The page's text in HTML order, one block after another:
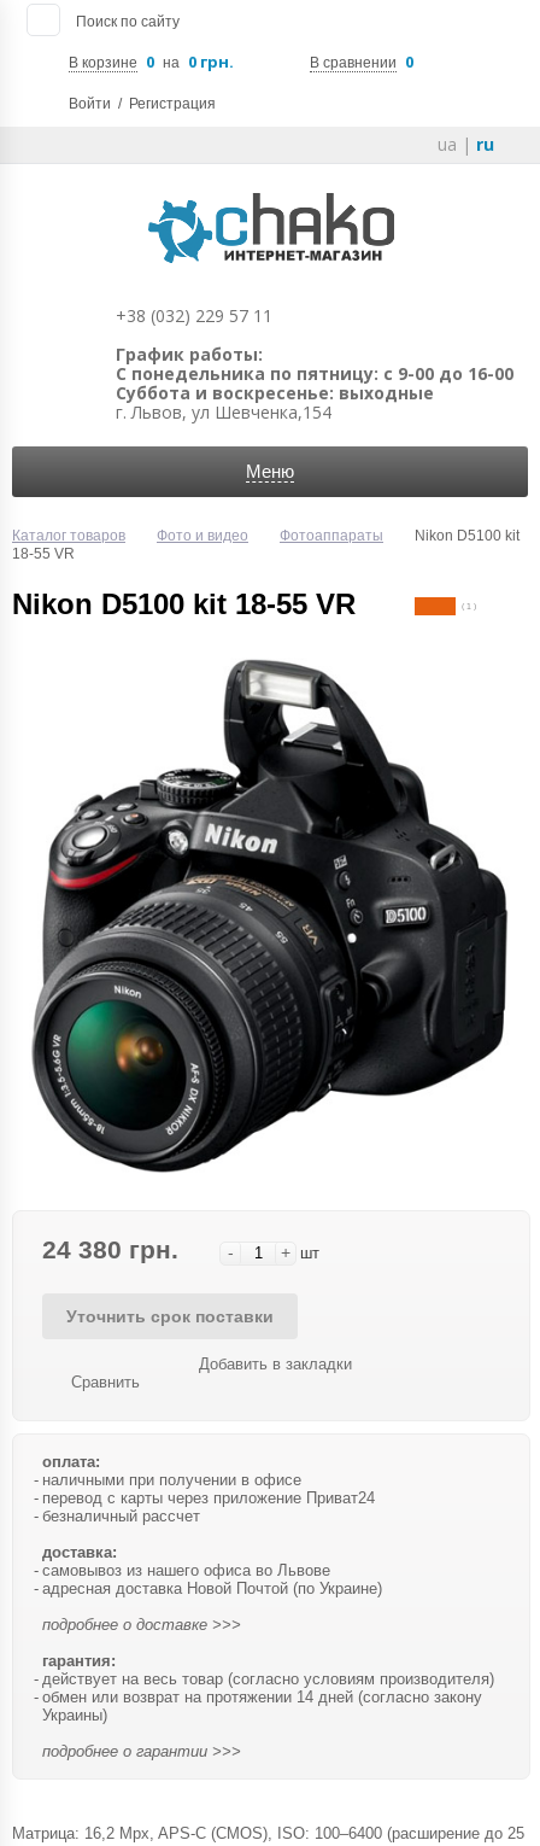
Поиск по сайту
В корзине 0 на 0 грн. В сравнении 0
Войти / Регистрация
ua | ru
+38 (032) 229 57 11
График работы:
С понедельника по пятницу: с 9-00 до 16-00
Суббота и воскресенье: выходные
г. Львов, ул Шевченка,154
Меню
Каталог товаров Фото и видео Фотоаппараты
Nikon D5100 kit
18-55 VR
Nikon D5100 kit 18-55 VR ( 1 )
24 380 грн. - + шт
Уточнить срок поставки
Сравнить
Добавить в закладки
оплата:
наличными при получении в офисе
перевод с карты через приложение Приват24
безналичный рассчет
доставка:
самовывоз из нашего офиса во Львове
адресная доставка Новой Почтой (по Украине)
подробнее о доставке >>>
гарантия:
действует на весь товар (согласно условиям производителя)
обмен или возврат на протяжении 14 дней (согласно закону
Украины)
подробнее о гарантии >>>
Матрица: 16,2 Mpx, APS-C (CMOS), ISO: 100–6400 (расширение до 25